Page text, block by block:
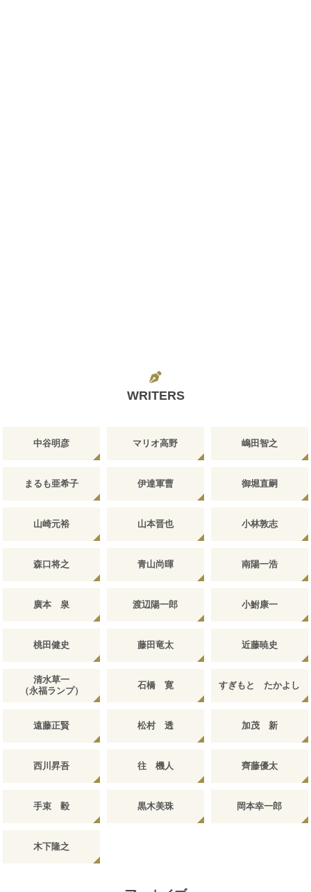
WRITERS
中谷明彦 マリオ高野 嶋田智之
まるも亜希子 伊達軍曹 御堀直嗣
山崎元裕 山本晋也 小林敦志
森口将之 青山尚暉 南陽一浩
廣本 泉 渡辺陽一郎 小鮒康一
桃田健史 藤田竜太 近藤暁史
清水草一
（永福ランプ）
石橋 寛 すぎもと たかよし
遠藤正賢 松村 透 加茂 新
西川昇吾 往 機人 齊藤優太
手束 毅 黒木美珠 岡本幸一郎
木下隆之